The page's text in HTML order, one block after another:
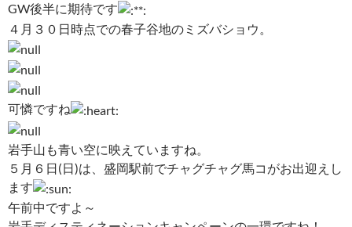
GW後半に期待です
４月３０日時点での春子谷地のミズバショウ。
可憐ですね
岩手山も青い空に映えていますね。
５月６日(日)は、盛岡駅前でチャグチャグ馬コがお出迎えし
ます
午前中ですよ～